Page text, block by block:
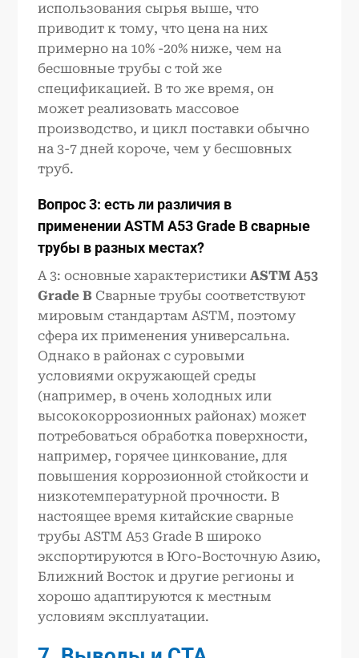
использования сырья выше, что
приводит к тому, что цена на них
примерно на 10% -20% ниже, чем на
бесшовные трубы с той же
спецификацией. В то же время, он
может реализовать массовое
производство, и цикл поставки обычно
на 3-7 дней короче, чем у бесшовных
труб.
Вопрос 3: есть ли различия в
примененииASTM A53 Grade Bсварные
трубы в разных местах?
A 3: основные характеристикиASTM A53
Grade B Сварные трубы соответствуют
мировым стандартам ASTM, поэтому
сфера их применения универсальна.
Однако в районах с суровыми
условиями окружающей среды
(например, в очень холодных или
высококоррозионных районах) может
потребоваться обработка поверхности,
например, горячее цинкование, для
повышения коррозионной стойкости и
низкотемпературной прочности. В
настоящее время китайские сварные
трубы ASTM A53 Grade B широко
экспортируются в Юго-Восточную Азию,
Ближний Восток и другие регионы и
хорошо адаптируются к местным
условиям эксплуатации.